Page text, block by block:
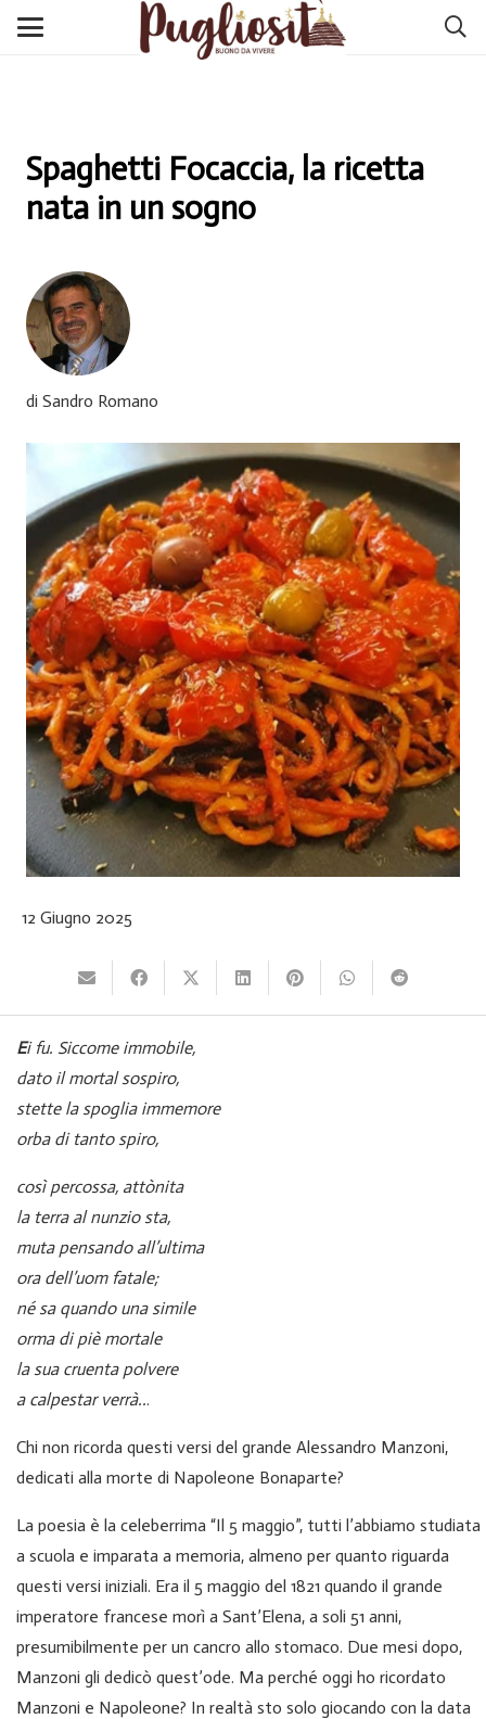
Spaghetti Focaccia, la ricetta
nata in un sogno
di Sandro Romano
12 Giugno 2025
Ei fu. Siccome immobile,
dato il mortal sospiro,
stette la spoglia immemore
orba di tanto spiro,
così percossa, attònita
la terra al nunzio sta,
muta pensando all’ultima
ora dell’uom fatale;
né sa quando una simile
orma di piè mortale
la sua cruenta polvere
a calpestar verrà...
Chi non ricorda questi versi del grande Alessandro Manzoni,
dedicati alla morte di Napoleone Bonaparte?
La poesia è la celeberrima “Il 5 maggio”, tutti l’abbiamo studiata
a scuola e imparata a memoria, almeno per quanto riguarda
questi versi iniziali. Era il 5 maggio del 1821 quando il grande
imperatore francese morì a Sant’Elena, a soli 51 anni,
presumibilmente per un cancro allo stomaco. Due mesi dopo,
Manzoni gli dedicò quest’ode. Ma perché oggi ho ricordato
Manzoni e Napoleone? In realtà sto solo giocando con la data